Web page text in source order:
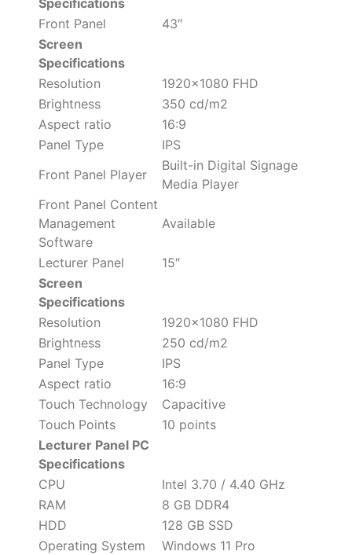
Specifications
Front Panel
43″
Screen
Specifications
Resolution
1920×1080 FHD
Brightness
350 cd/m2
Aspect ratio
16:9
Panel Type
IPS
Front Panel Player
Built-in Digital Signage
Media Player
Front Panel Content
Management
Software
Available
Lecturer Panel
15″
Screen
Specifications
Resolution
1920×1080 FHD
Brightness
250 cd/m2
Panel Type
IPS
Aspect ratio
16:9
Touch Technology
Capacitive
Touch Points
10 points
Lecturer Panel PC
Specifications
CPU
Intel 3.70 / 4.40 GHz
RAM
8 GB DDR4
HDD
128 GB SSD
Operating System
Windows 11 Pro